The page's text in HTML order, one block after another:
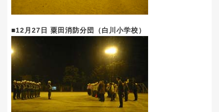
■12月27日 粟田消防分団（白川小学校）